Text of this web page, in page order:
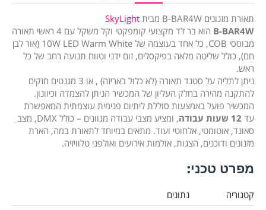
תאורת מזנונים B-BAR4W מבית
SkyLight
B-BAR4W
הוא בר לד מקצועי קומפקטי וקל משקל עם 4 ראשי תאורה
מבוססי COB, כל אחד בעוצמה של 10W LED Warm White (אור לבן
חם), כולל שליטה מלאה בפיקסלים, זום ידני וטווח תנועה רחב של כל
ראש.
ניתן לתליה על סטנד תאורה (לא כלול באריזה) , או 3 מגנטים חזקים
להתקנה מהירה בחלק העליון של המכשיר הניתן להצמדה וכיוונון.
המכשיר פועל באמצעות סוללת ליתיום פנימית עוצמתית המאפשרת
עד 12 שעות עבודה
, ומציע מצבי עבודה מגוונים – כולל DMX, מצב
סאונד, אוטומטי, אלחוטי ועוד. מתאים במיוחד לתאורת במה, הארת
מזנונים ודוכנים, הצגות, אולמות אירועים ואולפני טלוויזיה.
מפרט טכני:
קטגוריה נתונים